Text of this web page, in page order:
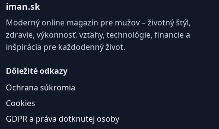
iman.sk
Moderný online magazín pre mužov – životný štýl,
zdravie, výkonnosť, vzťahy, technológie, financie a
inšpirácia pre každodenný život.
Dôležité odkazy
Ochrana súkromia
Cookies
GDPR a práva dotknutej osoby